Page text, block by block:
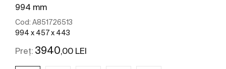
994 mm
Cod: A851726513
994 x 457 x 443
Preț: 3940,00 LEI